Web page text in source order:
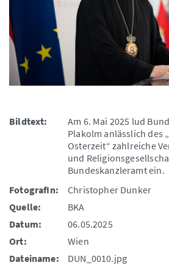
Bildtext:
Am 6. Mai 2025 lud
Plakolm anlässlich des
Osterzeit“ zahlreiche
und
Bundeskanzleramt ein.
FotografIn:
Christopher Dunker
Quelle:
BKA
Datum:
06.05.2025
Ort:
Wien
Dateiname:
DUN_0010.jpg